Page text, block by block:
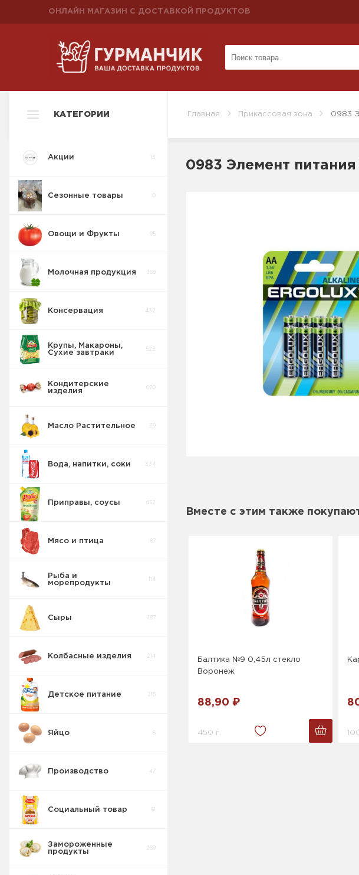
ОНЛАЙН МАГАЗИН С ДОСТАВКОЙ ПРОДУКТОВ
Главная Прикассовая зона 0983
КАТЕГОРИИ
Акции 13
Сезонные товары
Овощи и Фрукты 95
Молочная продукция 368
Консервация 432
Крупы, Макароны,
Сухие завтраки
523
Кондитерские
изделия
670
Масло Растительное 39
Вода, напитки, соки 334
Приправы, соусы 452
Мясо и птица 87
Рыба и
морепродукты
114
Сыры 187
Колбасные изделия 214
Детское питание 215
Яйцо 6
Производство 47
Социальный товар 61
Замороженные
продукты
269
0983 Элемент
Вместе с этим также
Балтика №9 0,45л стекло
Воронеж
88,90 ₽
450 г.